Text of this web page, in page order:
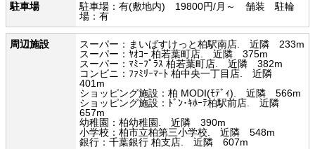
駐車場
駐車場：有(敷地内) 19800円/月～ 舗装 駐輪
場：有
周辺施設
スーパー：まいばすけっと柏駅南店. 近隣 233m
スーパー：ﾔｵｺｰ 柏若葉町店. 近隣 375m
スーパー：ﾏﾐｰﾌﾟﾗｽ 柏若葉町店. 近隣 382m
コンビニ：ﾌｧﾐﾘｰﾏｰﾄ 柏中央一丁目店. 近隣
401m
ショッピング施設：柏 MODI(ﾓﾃﾞｨ). 近隣 566m
ショッピング施設：ﾄﾞﾝ･ｷﾎｰﾃ柏駅前店. 近隣
657m
幼稚園：柏幼稚園. 近隣 390m
小学校：柏市立柏第三小学校. 近隣 548m
銀行：千葉銀行 柏支店. 近隣 607m